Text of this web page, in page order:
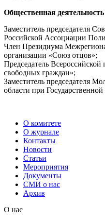
Общественная деятельность
Заместитель председателя
Российской Ассоциации
Член Президиума
организации «Союз отцов»;
Председатель
свободных граждан»;
Заместитель председателя
области при
О комитете
О журнале
Контакты
Новости
Статьи
Мероприятия
Документы
СМИ о нас
Архив
О нас